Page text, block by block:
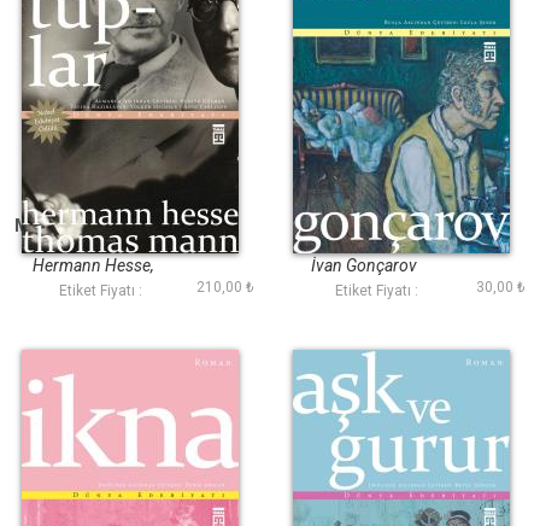
Mektuplar: Thomas
Mann Hermann
Hesse
Hermann Hesse,
Thomas Mann
Etiket Fiyatı : 210,00 ₺
Oblomov (Timaş)
İvan Gonçarov
Etiket Fiyatı : 30,00 ₺